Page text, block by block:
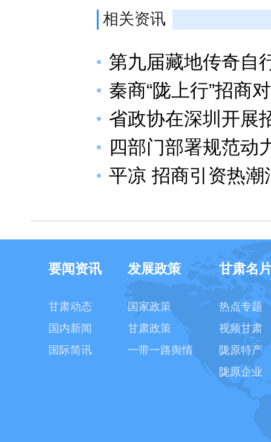
相关资讯
第九届藏地传奇自
秦商“陇上行”招商
省政协在深圳开展
四部门部署规范动
平凉 招商引资热潮
要闻资讯
甘肃动态
国内新闻
国际简讯
发展政策
国家政策
甘肃政策
一带一路舆情
甘肃名
热点专题
视频甘肃
陇原特产
陇原企业